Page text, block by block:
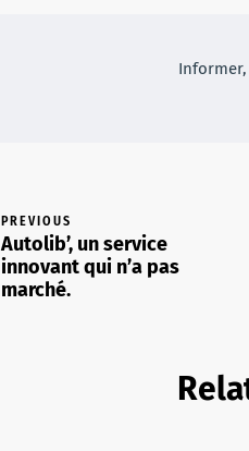
PREVIOUS
Autolib’, un service
innovant qui n’a pas
marché.